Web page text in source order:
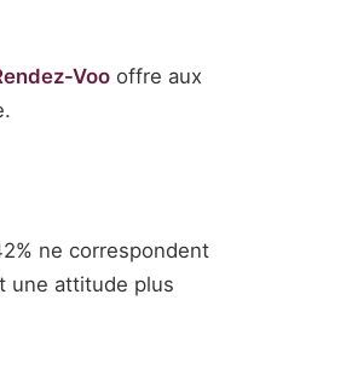
Voo offre aux
ne correspondent
une attitude plus